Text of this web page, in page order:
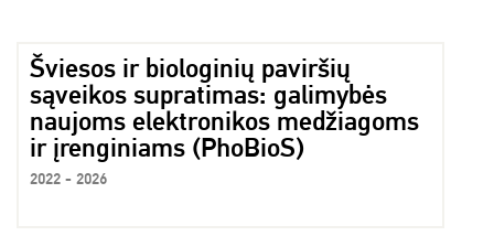
Šviesos ir biologinių paviršių
sąveikos supratimas: galimybės
naujoms elektronikos medžiagoms
ir įrenginiams (PhoBioS)
2022 - 2026